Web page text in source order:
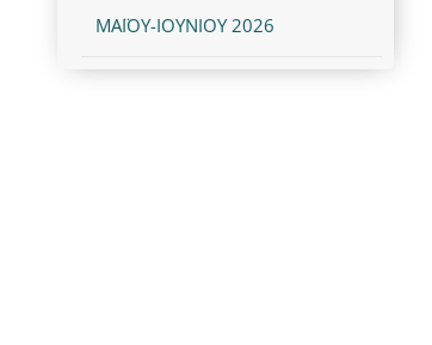
ΜΑΪΟΥ-ΙΟΥΝΙΟΥ 2026